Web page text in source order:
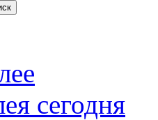
сегодня